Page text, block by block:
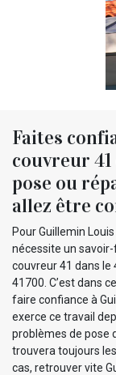
Faites
couvreur
pose ou
allez être
Pour Guillemin
nécessite un
couvreur 41 dans
41700. C’est dans
faire confiance à
exerce ce travail
problèmes de pose
trouvera toujours
cas, retrouver vite